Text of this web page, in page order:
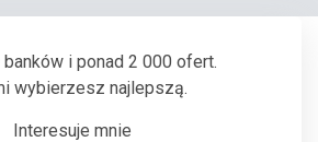
i ponad 2 000 ofert.
wybierzesz najlepszą.
Interesuje mnie